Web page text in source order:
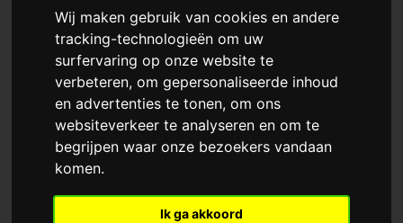
Wij maken gebruik van cookies en andere
tracking-technologieën om uw
surfervaring op onze website te
verbeteren, om gepersonaliseerde inhoud
en advertenties te tonen, om ons
websiteverkeer te analyseren en om te
begrijpen waar onze bezoekers vandaan
komen.
Ik ga akkoord
Audio &
Lighting